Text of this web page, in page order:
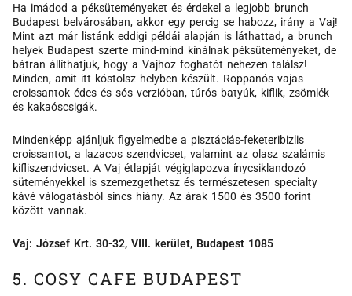
Ha imádod a péksüteményeket és érdekel a legjobb brunch
Budapest belvárosában, akkor egy percig se habozz, irány a Vaj!
Mint azt már listánk eddigi példái alapján is láthattad, a brunch
helyek Budapest szerte mind-mind kínálnak péksüteményeket, de
bátran állíthatjuk, hogy a Vajhoz foghatót nehezen találsz!
Minden, amit itt kóstolsz helyben készült. Roppanós vajas
croissantok édes és sós verzióban, túrós batyúk, kiflik, zsömlék
és kakaóscsigák.
Mindenképp ajánljuk figyelmedbe a pisztáciás-feketeribizlis
croissantot, a lazacos szendvicset, valamint az olasz szalámis
kifliszendvicset. A Vaj étlapját végiglapozva ínycsiklandozó
süteményekkel is szemezgethetsz és természetesen specialty
kávé válogatásból sincs hiány. Az árak 1500 és 3500 forint
között vannak.
Vaj: József Krt. 30-32, VIII. kerület, Budapest 1085
5. COSY CAFE BUDAPEST